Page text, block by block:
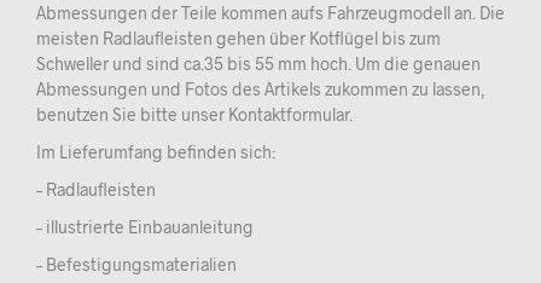
Abmessungen der Teile kommen aufs Fahrzeugmodell an. Die
meisten Radlaufleisten gehen über Kotflügel bis zum
Schweller und sind ca.35 bis 55 mm hoch. Um die genauen
Abmessungen und Fotos des Artikels zukommen zu lassen,
benutzen Sie bitte unser Kontaktformular.
Im Lieferumfang befinden sich:
– Radlaufleisten
– illustrierte Einbauanleitung
– Befestigungsmaterialien